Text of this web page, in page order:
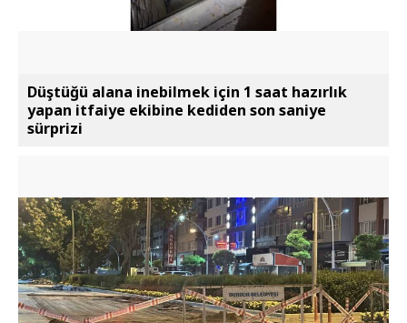
Düştüğü alana inebilmek için 1 saat hazırlık
yapan itfaiye ekibine kediden son saniye
sürprizi